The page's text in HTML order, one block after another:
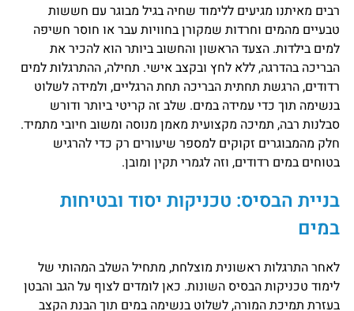
רבים מאיתנו מגיעים ללימוד שחיה בגיל מבוגר עם חששות
טבעיים מהמים וחרדות שמקורן בחוויות עבר או חוסר חשיפה
למים בילדות. הצעד הראשון והחשוב ביותר הוא להכיר את
הבריכה בהדרגה, ללא לחץ ובקצב אישי. תחילה, ההתרגלות למים
רדודים, הרגשת תחתית הבריכה תחת הרגליים, ולמידה לשלוט
בנשימה תוך כדי עמידה במים. שלב זה קריטי ביותר ודורש
סבלנות רבה, תמיכה מקצועית מאמן מנוסה ומשוב חיובי מתמיד.
חלק מהמבוגרים זקוקים למספר שיעורים רק כדי להרגיש
בטוחים במים רדודים, וזה לגמרי תקין ומובן.
בניית הבסיס: טכניקות יסוד ובטיחות
במים
לאחר התרגלות ראשונית מוצלחת, מתחיל השלב המהותי של
לימוד טכניקות הבסיס השונות. כאן לומדים לצוף על הגב והבטן
בעזרת תמיכת המורה, לשלוט בנשימה במים תוך הבנת הקצב